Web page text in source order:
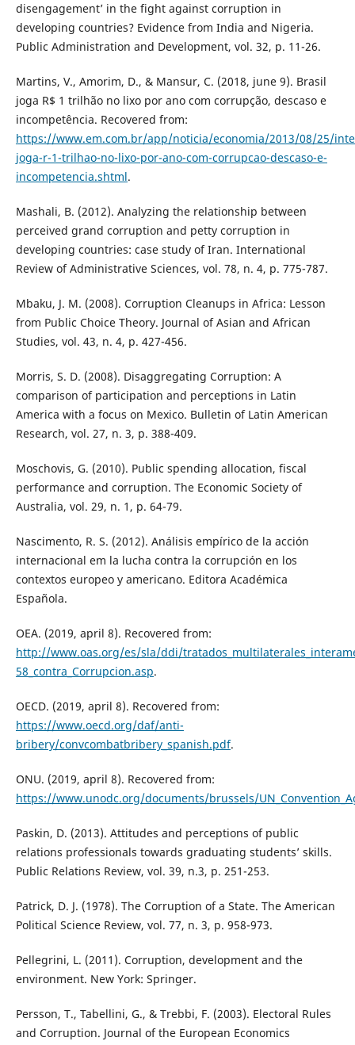
disengagement’ in the fight against corruption in
developing countries? Evidence from India and Nigeria.
Public Administration and Development, vol. 32, p. 11-26.
Martins, V., Amorim, D., & Mansur, C. (2018, june 9). Brasil
joga R$ 1 trilhão no lixo por ano com corrupção, descaso e
incompetência. Recovered from:
https://www.em.com.br/app/noticia/economia/2013/08/25/
joga-r-1-trilhao-no-lixo-por-ano-com-corrupcao-descaso-e-
incompetencia.shtml.
Mashali, B. (2012). Analyzing the relationship between
perceived grand corruption and petty corruption in
developing countries: case study of Iran. International
Review of Administrative Sciences, vol. 78, n. 4, p. 775-787.
Mbaku, J. M. (2008). Corruption Cleanups in Africa: Lesson
from Public Choice Theory. Journal of Asian and African
Studies, vol. 43, n. 4, p. 427-456.
Morris, S. D. (2008). Disaggregating Corruption: A
comparison of participation and perceptions in Latin
America with a focus on Mexico. Bulletin of Latin American
Research, vol. 27, n. 3, p. 388-409.
Moschovis, G. (2010). Public spending allocation, fiscal
performance and corruption. The Economic Society of
Australia, vol. 29, n. 1, p. 64-79.
Nascimento, R. S. (2012). Análisis empírico de la acción
internacional em la lucha contra la corrupción en los
contextos europeo y americano. Editora Académica
Española.
OEA. (2019, april 8). Recovered from:
http://www.oas.org/es/sla/ddi/
58_contra_Corrupcion.asp.
OECD. (2019, april 8). Recovered from:
https://www.oecd.org/daf/anti-
bribery/convcombatbribery_spanish.pdf.
ONU. (2019, april 8). Recovered from:
https://www.unodc.org/documents/brussels/
Paskin, D. (2013). Attitudes and perceptions of public
relations professionals towards graduating students’ skills.
Public Relations Review, vol. 39, n.3, p. 251-253.
Patrick, D. J. (1978). The Corruption of a State. The American
Political Science Review, vol. 77, n. 3, p. 958-973.
Pellegrini, L. (2011). Corruption, development and the
environment. New York: Springer.
Persson, T., Tabellini, G., & Trebbi, F. (2003). Electoral Rules
and Corruption. Journal of the European Economics